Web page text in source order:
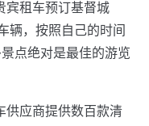
宾租车预订基督城
辆，按照自己的时间
点绝对是最佳的游览
供应商提供数百款清